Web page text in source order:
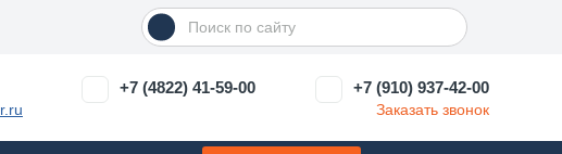
+7 (4822) 41-59-00 +7 (910) 937-42-00
Заказать звонок